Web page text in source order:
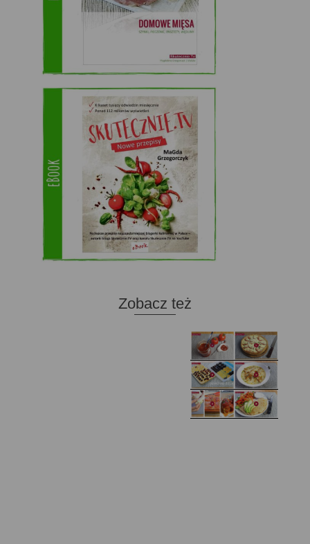
Zobacz też
Domowy ketchup (bez
cukru)
Tarta francuska z
cebulą i pomidorem
Domowe żelki
Zupa kurkowa z
selerem i pietruszką